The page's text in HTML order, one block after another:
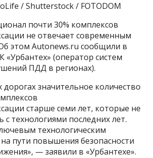
/ Shutterstock / FOTODOM
почти 30% комплексов
не отвечает современным
этом Autonews.ru сообщили в
«Урбантех» (оператор систем
ПДД в регионах).
дорогах значительное количество
старше семи лет, которые не
с технологиями последних лет.
технологическим
пути повышения безопасности
— заявили в «Урбантехе».